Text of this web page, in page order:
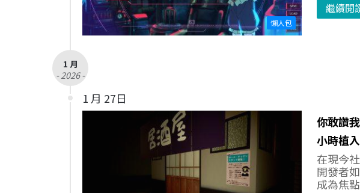
懶人包
繼續閱
1 月
- 2026 -
1 月 27日
你敢讚
小時植
在現今
開發者
成為焦